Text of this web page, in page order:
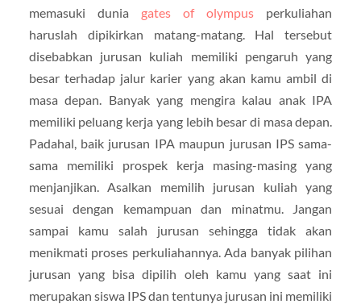
memasuki dunia gates of olympus perkuliahan
haruslah dipikirkan matang-matang. Hal tersebut
disebabkan jurusan kuliah memiliki pengaruh yang
besar terhadap jalur karier yang akan kamu ambil di
masa depan. Banyak yang mengira kalau anak IPA
memiliki peluang kerja yang lebih besar di masa depan.
Padahal, baik jurusan IPA maupun jurusan IPS sama-
sama memiliki prospek kerja masing-masing yang
menjanjikan. Asalkan memilih jurusan kuliah yang
sesuai dengan kemampuan dan minatmu. Jangan
sampai kamu salah jurusan sehingga tidak akan
menikmati proses perkuliahannya. Ada banyak pilihan
jurusan yang bisa dipilih oleh kamu yang saat ini
merupakan siswa IPS dan tentunya jurusan ini memiliki